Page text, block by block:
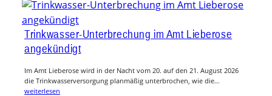
Trinkwasser-Unterbrechung im Amt Lieberose
angekündigt
Im Amt Lieberose wird in der Nacht vom 20. auf den 21. August 2026
die Trinkwasserversorgung planmäßig unterbrochen, wie die…
weiterlesen